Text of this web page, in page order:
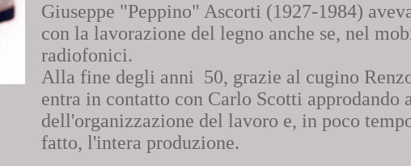
Giuseppe "Peppino" Ascorti (1927-1984)
con la lavorazione del legno anche se, nel
radiofonici.
Alla fine degli anni 50, grazie al cugino
entra in contatto con Carlo Scotti approdando
dell'organizzazione del lavoro e, in poco
fatto, l'intera produzione.